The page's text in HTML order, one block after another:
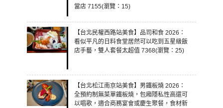
當店 7155(瀏覽：15)
【台北民權西路站美食】品司和食 2026：
看似平凡的日料食堂居然可以吃到五星級飯
店手藝，雙人套餐太超值 7368(瀏覽：25)
【台北松江南京站美食】男鐵板燒 2026：
全預約制無菜單鐵板燒，包廂隱私性高還可
以唱歌，適合商務宴會或慶生聚餐，食材新